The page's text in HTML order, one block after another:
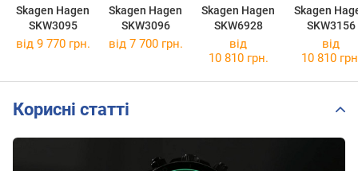
Skagen Hagen
SKW3095
Skagen Hagen
SKW3096
Skagen Hagen
SKW6928
Skagen
SKW3156
від 9 770 грн. від 7 700 грн.
від
10 810 грн.
від
10 810
Корисні статті